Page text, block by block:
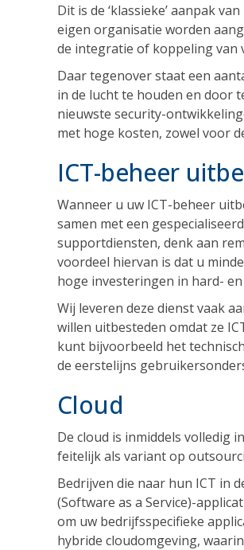
Dit is de ‘klassieke’ aanpak
eigen organisatie worden
de integratie of koppeling van
Daar tegenover staat een
in de lucht te houden en door
nieuwste security-
met hoge kosten, zowel voor
ICT-beheer
Wanneer u uw ICT-beheer
samen met een
supportdiensten, denk aan
voordeel hiervan is dat u
hoge investeringen in hard-
Wij leveren deze dienst vaak
willen uitbesteden omdat ze
kunt bijvoorbeeld het
de eerstelijns
Cloud
De cloud is inmiddels volledig
feitelijk als variant op
Bedrijven die naar hun ICT in
(Software as a Service)-
om uw bedrijfsspecifieke
hybride cloudomgeving,